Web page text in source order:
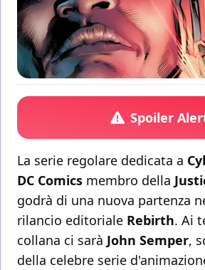
Spoiler
La serie regolare dedicata a
DC Comics membro della
godrà di una nuova partenza
rilancio editoriale Rebirth. Ai
collana ci sarà John Semper,
della celebre serie